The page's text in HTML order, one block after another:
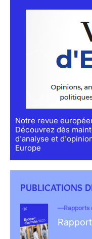
Notre revue
Découvrez dès
d'analyse et
Europe
PUBLICATIONS
Rapports